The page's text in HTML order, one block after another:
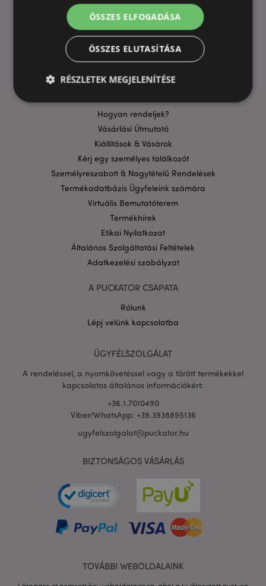
HASZNOS LINKEK
GYIK
Aktuális Promócióink
Hogyan rendeljek?
Vásárlási Útmutató
Kiállítások & Vásárok
Kérj egy személyes találkozót
Személyreszabott & Nagytételű Rendelések
Termékadatbázis Ügyfeleink számára
Virtuális Bemutatóterem
Termékhírek
Etikai Nyilatkozat
Általános Szolgáltatási Feltételek
Adatkezelési szabályzat
A PUCKATOR CSAPATA
Rólunk
Lépj velünk kapcsolatba
ÜGYFÉLSZOLGÁLAT
A rendeléssel, a nyomkövetéssel vagy a törött termékekkel
kapcsolatos általános információkért:
+36.1.7010490
Viber/WhatsApp: +39.3938895136
ugyfelszolgalat@puckator.hu
BIZTONSÁGOS VÁSÁRLÁS
TOVÁBBI WEBOLDALAINK
ÖSSZES ELFOGADÁSA
ÖSSZES ELUTASÍTÁSA
RÉSZLETEK MEGJELENÍTÉSE
Elengedhetetlenül szükséges
Funkcionalitás
A weboldal működéséhez feltétlenül szükséges sütik
lehetővé teszik a webhely alapvető funkcióit,
például a felhasználói bejelentkezést és a
fiókkezelést. A weboldal nem használható
megfelelően a feltétlenül szükséges sütik nélkül.
CookieScriptConsent
CookieScript
puckator.hu
Google
adatvédelmi szabályzatát